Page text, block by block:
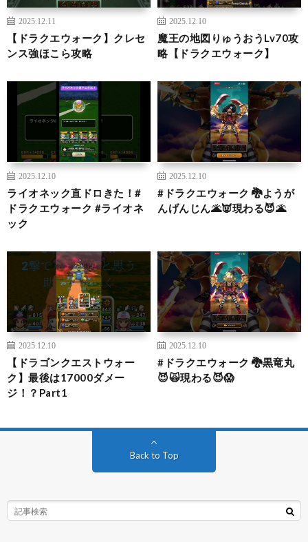
2025.12.11
【ドラクエウォーク】クレセ
ンス強ほこら攻略
2025.12.10
魔王の地図りゅうおうLv70攻
略【ドラクエウォーク】
2025.12.10
ライオネック直ドロきた！#
ドラクエウォーク #ライオネ
ック
2025.12.10
#ドラクエウォーク 🐉ようが
んげんじん🌋👿現わる😈🌋
2025.12.10
【ドラゴンクエストウォー
ク】最後は17000ダメー
ジ！？Part1
2025.12.10
#ドラクエウォーク 🐉黒竜丸
😈🙀現わる😈😱
Back to Top